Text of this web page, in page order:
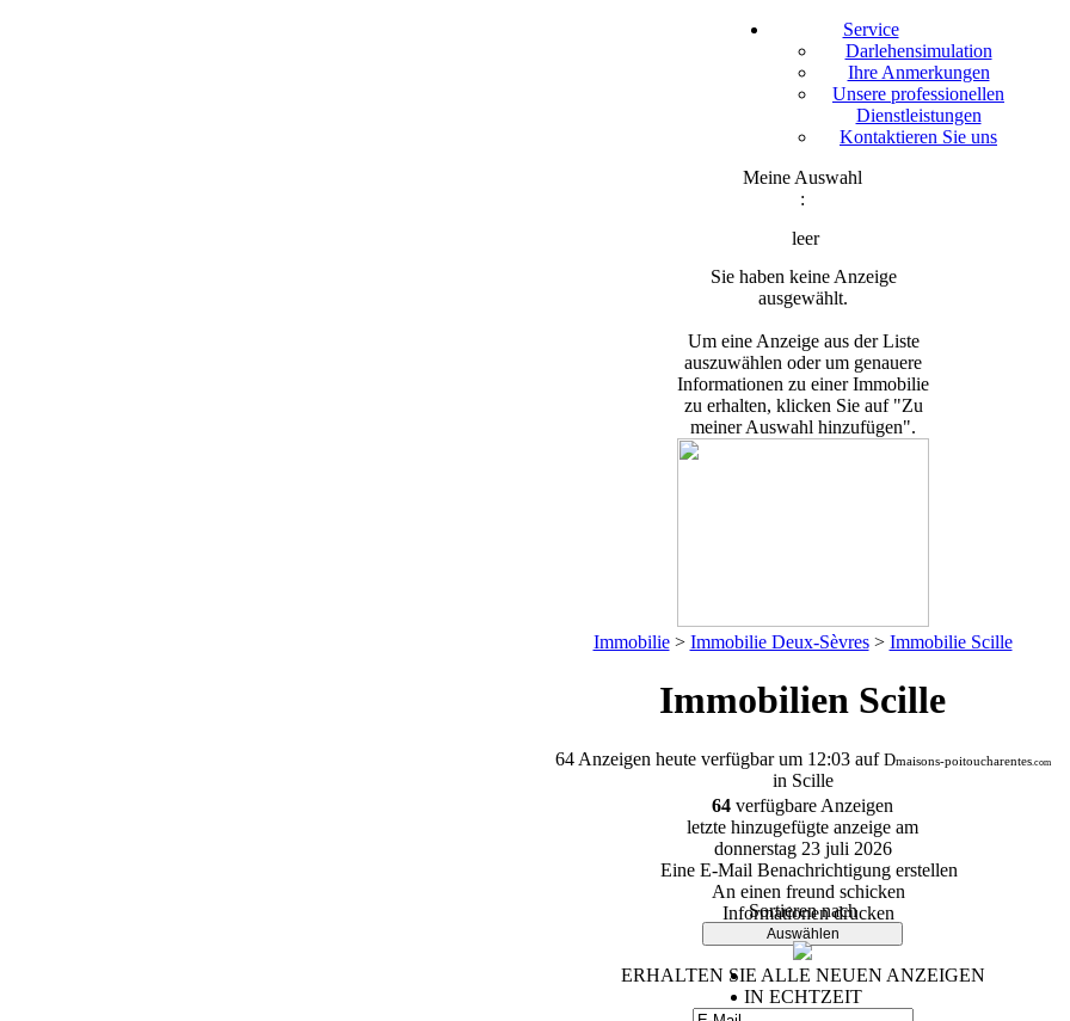
Service
Darlehensimulation
Ihre Anmerkungen
Unsere professionellen
Dienstleistungen
Kontaktieren Sie uns
Meine Auswahl
:
leer
Sie haben keine Anzeige
ausgewählt.
Um eine Anzeige aus der Liste
auszuwählen oder um genauere
Informationen zu einer Immobilie
zu erhalten, klicken Sie auf "Zu
meiner Auswahl hinzufügen".
Immobilie> Immobilie Deux-Sèvres> Immobilie Scille
Immobilien Scille
64 Anzeigen heute verfügbar um 12:03 auf Dmaisons-poitoucharentes.com
in Scille
64 verfügbare Anzeigen
letzte hinzugefügte anzeige am
donnerstag 23 juli 2026
Eine E-Mail Benachrichtigung erstellen
An einen freund schicken
Informationen drucken
Sortieren nach
Auswählen
ERHALTEN SIE ALLE NEUEN ANZEIGEN
IN ECHTZEIT